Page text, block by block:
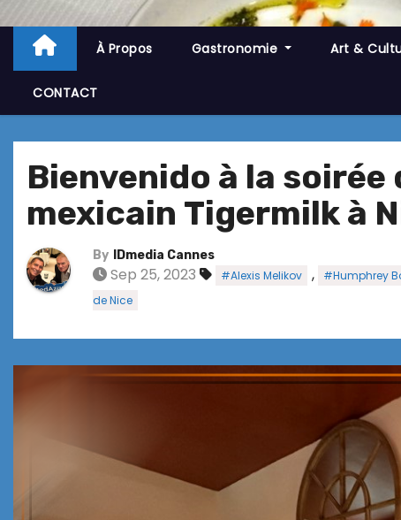
À Propos Gastronomie Art &
CONTACT
Bienvenido à la
mexicain Tigermilk à
By IDmedia Cannes
Sep 25, 2023 #Alexis Melikov , #Humphrey
de Nice